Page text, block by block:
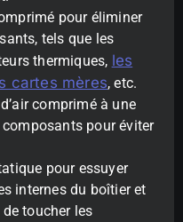
pour éliminer
tels que les
thermiques, les
cartes mères, etc.
comprimé à une
pour éviter
pour essuyer
internes du boîtier et
toucher les